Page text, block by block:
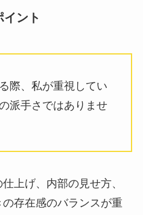
ント
際、私が重視してい
派手さではありませ
上げ、内部の見せ方、
存在感のバランスが重